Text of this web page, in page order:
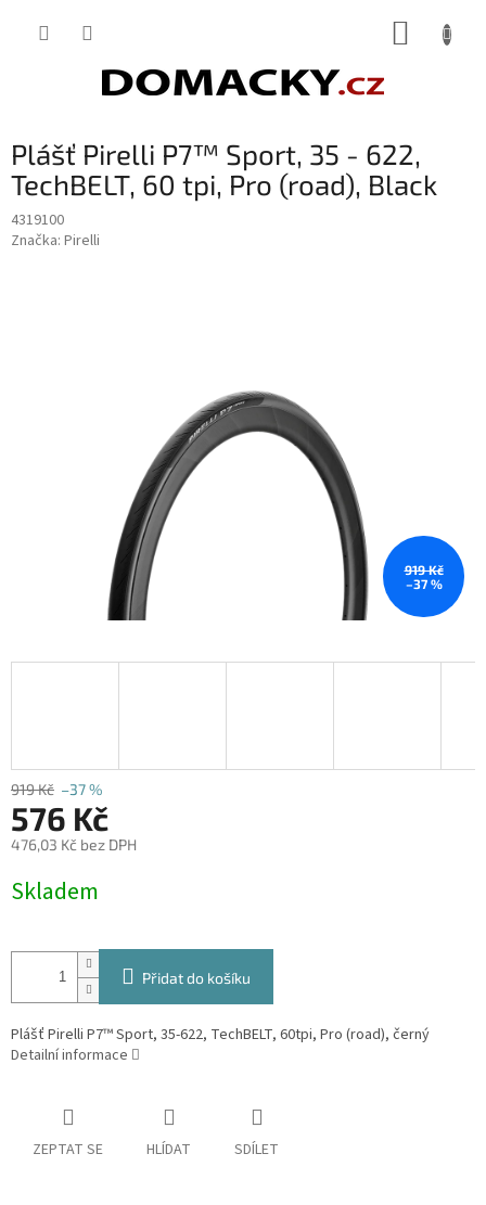
Plášť Pirelli P7™ Sport, 35 - 622,
TechBELT, 60 tpi, Pro (road), Black
4319100
Značka: Pirelli
919 Kč
–37 %
919 Kč –37 %
576 Kč
476,03 Kč bez DPH
cena:
Skladem
Přidat do košíku
Plášť Pirelli P7™ Sport, 35-622, TechBELT, 60tpi, Pro (road), černý
Detailní informace
ZEPTAT SE HLÍDAT SDÍLET